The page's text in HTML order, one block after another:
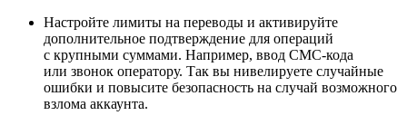
Настройте лимиты на переводы и активируйте
дополнительное подтверждение для операций
с крупными суммами. Например, ввод СМС-кода
или звонок оператору. Так вы нивелируете случайные
ошибки и повысите безопасность на случай возможного
взлома аккаунта.